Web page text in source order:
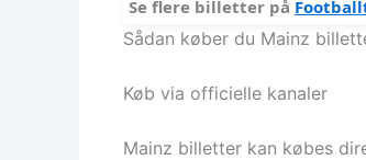
Se flere billetter på
Sådan køber du Mainz
Køb via officielle kanaler
Mainz billetter kan købes